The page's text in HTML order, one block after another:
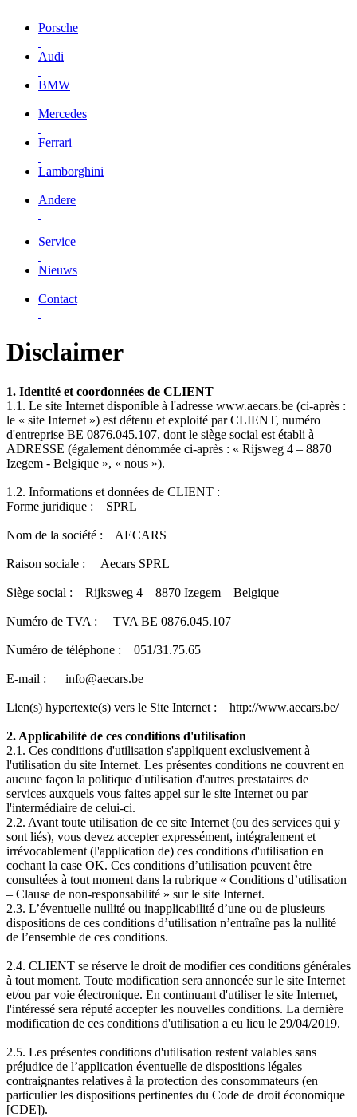
Porsche
Audi
BMW
Mercedes
Ferrari
Lamborghini
Andere
Service
Nieuws
Contact
Disclaimer
1. Identité et coordonnées de CLIENT
1.1. Le site Internet disponible à l'adresse www.aecars.be (ci-après :
le « site Internet ») est détenu et exploité par CLIENT, numéro
d'entreprise BE 0876.045.107, dont le siège social est établi à
ADRESSE (également dénommée ci-après : « Rijsweg 4 – 8870
Izegem - Belgique », « nous »).
1.2. Informations et données de CLIENT :
Forme juridique : SPRL
Nom de la société : AECARS
Raison sociale : Aecars SPRL
Siège social : Rijksweg 4 – 8870 Izegem – Belgique
Numéro de TVA : TVA BE 0876.045.107
Numéro de téléphone : 051/31.75.65
E-mail : info@aecars.be
Lien(s) hypertexte(s) vers le Site Internet : http://www.aecars.be/
2. Applicabilité de ces conditions d'utilisation
2.1. Ces conditions d'utilisation s'appliquent exclusivement à
l'utilisation du site Internet. Les présentes conditions ne couvrent en
aucune façon la politique d'utilisation d'autres prestataires de
services auxquels vous faites appel sur le site Internet ou par
l'intermédiaire de celui-ci.
2.2. Avant toute utilisation de ce site Internet (ou des services qui y
sont liés), vous devez accepter expressément, intégralement et
irrévocablement (l'application de) ces conditions d'utilisation en
cochant la case OK. Ces conditions d’utilisation peuvent être
consultées à tout moment dans la rubrique « Conditions d’utilisation
– Clause de non-responsabilité » sur le site Internet.
2.3. L’éventuelle nullité ou inapplicabilité d’une ou de plusieurs
dispositions de ces conditions d’utilisation n’entraîne pas la nullité
de l’ensemble de ces conditions.
2.4. CLIENT se réserve le droit de modifier ces conditions générales
à tout moment. Toute modification sera annoncée sur le site Internet
et/ou par voie électronique. En continuant d'utiliser le site Internet,
l'intéressé sera réputé accepter les nouvelles conditions. La dernière
modification de ces conditions d'utilisation a eu lieu le 29/04/2019.
2.5. Les présentes conditions d'utilisation restent valables sans
préjudice de l’application éventuelle de dispositions légales
contraignantes relatives à la protection des consommateurs (en
particulier les dispositions pertinentes du Code de droit économique
[CDE]).